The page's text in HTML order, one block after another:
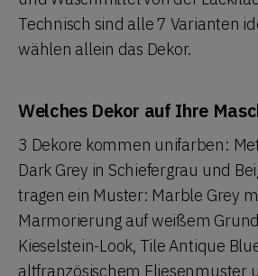
Technisch sind alle 7 Varianten
wählen allein das Dekor.
Welches Dekor auf Ihre
3 Dekore kommen unifarben:
Dark Grey in Schiefergrau und
tragen ein Muster: Marble Grey
Marmorierung auf weißem
Kieselstein-Look, Tile Antique
altfranzösischem Fliesenmuster